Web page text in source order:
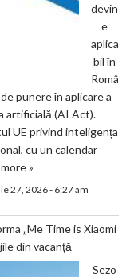
devin
e
aplica
bil în
Româ
punere în aplicare a
artificială (AI Act).
UE privind inteligența
cu un calendar
»
27, 2026 - 6:27 am
„Me Time is Xiaomi
din vacanță
Sezo